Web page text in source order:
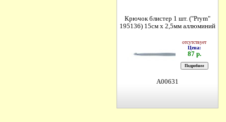
Крючок блистер 1 шт. ("Prym"
195136) 15см х 2,5мм аллюминий
отсутствует
Цена:
87 р.
A00631